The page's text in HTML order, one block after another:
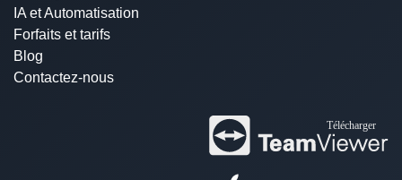
IA et Automatisation
Forfaits et tarifs
Blog
Contactez-nous